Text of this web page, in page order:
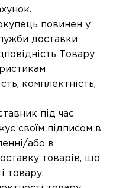
повинен у
доставки
Товару
комплектність,
під час
своїм підписом в
або в
товарів, що
товару,